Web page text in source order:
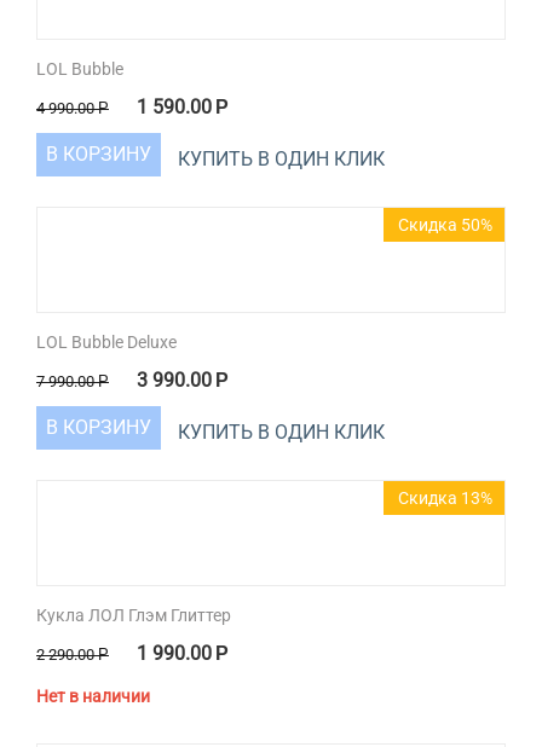
LOL Bubble
4 990.00 Р 1 590.00 Р
В КОРЗИНУ КУПИТЬ В ОДИН КЛИК
Скидка 50%
LOL Bubble Deluxe
7 990.00 Р 3 990.00 Р
В КОРЗИНУ КУПИТЬ В ОДИН КЛИК
Скидка 13%
Кукла ЛОЛ Глэм Глиттер
2 290.00 Р 1 990.00 Р
Нет в наличии